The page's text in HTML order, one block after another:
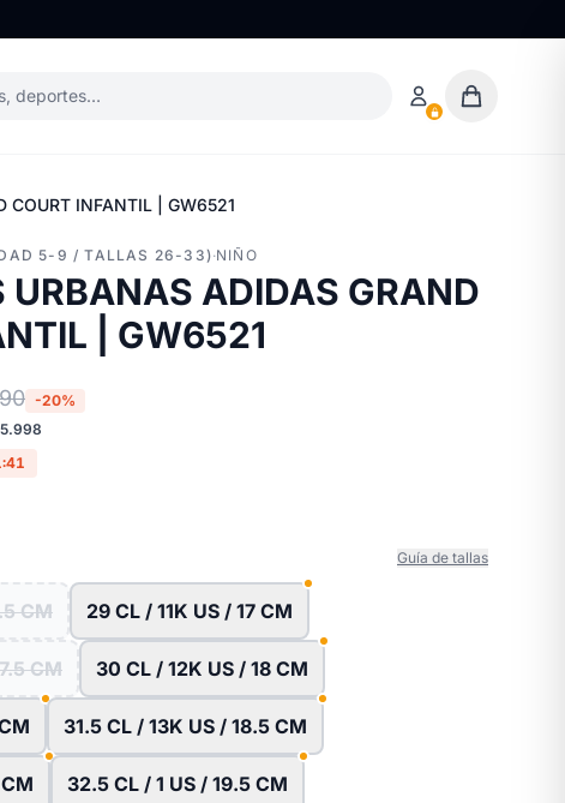
deportes…
COURT INFANTIL | GW6521
5-9 / TALLAS 26-33)·NIÑO
URBANAS ADIDAS GRAND
| GW6521
-20%
Guía de tallas
CM 29 CL / 11K US / 17 CM
CM 30 CL / 12K US / 18 CM
31.5 CL / 13K US / 18.5 CM
32.5 CL / 1 US / 19.5 CM